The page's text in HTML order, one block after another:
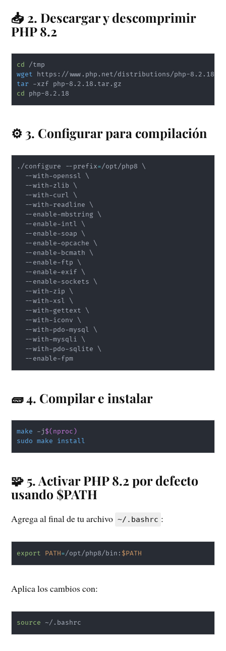
📥 2. Descargar y descomprimir
PHP 8.2
cd
wget
tar
cd
⚙️ 3. Configurar para compilación
./configure --prefix=/opt/php8 \
  --with-openssl
\
  --with-zlib
\
  --with-curl
\
  --with-readline
\
  --enable-mbstring
\
  --enable-intl
\
  --enable-soap
\
  --enable-opcache
\
  --enable-bcmath
\
  --enable-ftp
\
  --enable-exif
\
  --enable-sockets
\
  --with-zip
\
  --with-xsl
\
  --with-gettext
\
  --with-iconv
\
  --with-pdo-mysql
\
  --with-mysqli
\
  --with-pdo-sqlite
\
🧱 4. Compilar e instalar
make -j$( nproc )
sudo make install
🧩 5. Activar PHP 8.2 por defecto
usando $PATH
Agrega al final de tu archivo ~/.bashrc :
export PATH=/opt/php8/bin: $PATH
Aplica los cambios con:
source